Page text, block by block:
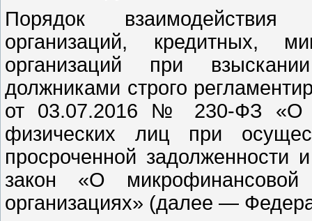
Порядок взаимодействия
организаций, кредитных,
организаций при
должниками строго
от 03.07.2016 № 230-ФЗ «О
физических лиц при
просроченной
закон «О микрофинансовой
организациях» (далее —